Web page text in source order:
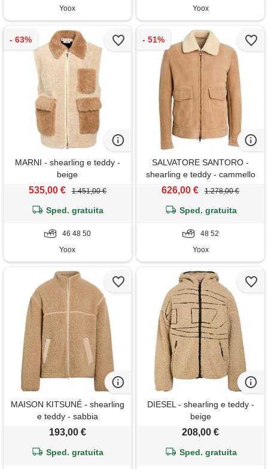
Yoox Yoox
MARNI - shearling e teddy -
beige
535,00 € 1.451,00 €
Sped. gratuita
46 48 50
Yoox
SALVATORE SANTORO -
shearling e teddy - cammello
626,00 € 1.278,00 €
Sped. gratuita
48 52
Yoox
MAISON KITSUNÉ - shearling
e teddy - sabbia
193,00 €
Sped. gratuita
DIESEL - shearling e teddy -
beige
208,00 €
Sped. gratuita